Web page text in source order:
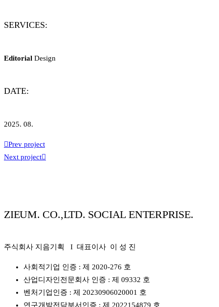
SERVICES:
Editorial Design
DATE:
2025. 08.
Prev project
Next project
ZIEUM. CO.,LTD. SOCIAL ENTERPRISE.
주식회사 지음기획 I 대표이사 이 성 진
사회적기업 인증 : 제 2020-276 호
산업디자인전문회사 인증 : 제 09332 호
벤처기업인증 : 제 20230906020001 호
연구개발전담부서인증 : 제 2022154879 호